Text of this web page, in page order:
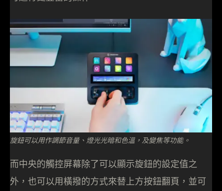
旋鈕可以用作調節音量、燈光光暗和色溫，及變焦等功能。
而中央的觸控屏幕除了可以顯示旋鈕的設定值之
外，也可以用橫撥的方式來替上方按鈕翻頁，並可